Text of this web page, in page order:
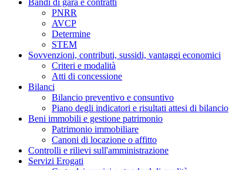
Bandi di gara e contratti
PNRR
AVCP
Determine
STEM
Sovvenzioni, contributi, sussidi, vantaggi economici
Criteri e modalità
Atti di concessione
Bilanci
Bilancio preventivo e consuntivo
Piano degli indicatori e risultati attesi di bilancio
Beni immobili e gestione patrimonio
Patrimonio immobiliare
Canoni di locazione o affitto
Controlli e rilievi sull'amministrazione
Servizi Erogati